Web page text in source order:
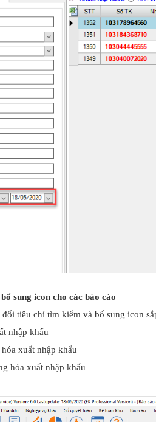
sung icon cho các báo cáo
tiêu chí tìm kiếm và bổ sung icon
nhập khẩu
xuất nhập khẩu
hóa xuất nhập khẩu